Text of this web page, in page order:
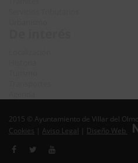
2015 © Ayuntamiento de Villar del
Cookies
Aviso Legal Diseño Web